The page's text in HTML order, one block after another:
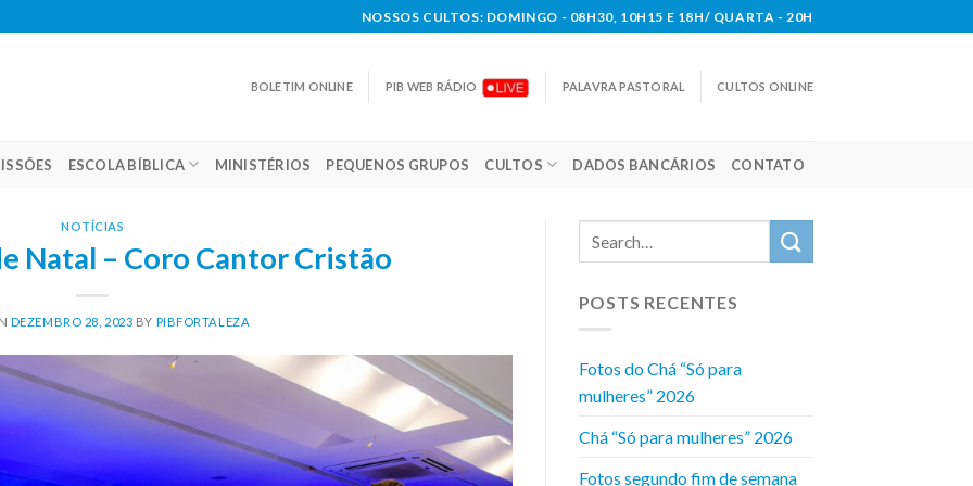
NOSSOS CULTOS: DOMINGO - 08H30, 10H15 E 18H/ QUARTA - 20H
BOLETIM ONLINE PIB WEB RÁDIO PALAVRA PASTORAL CULTOS ONLINE
ESCOLA BÍBLICA MINISTÉRIOS PEQUENOS GRUPOS CULTOS DADOS BANCÁRIOS CONTATO
NOTÍCIAS
Natal – Coro Cantor Cristão
DEZEMBRO 28, 2023 BY PIBFORTALEZA
POSTS RECENTES
Fotos do Chá “Só para
mulheres” 2026
Chá “Só para mulheres” 2026
Fotos segundo fim de semana